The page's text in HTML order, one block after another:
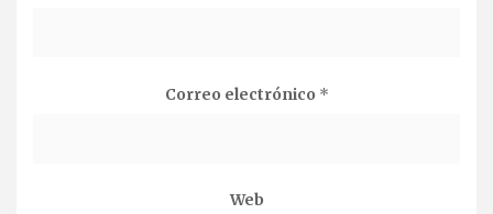
Correo electrónico *
Web